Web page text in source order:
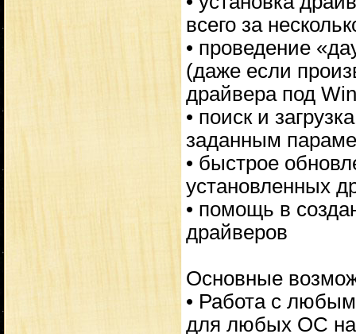
всего за
• проведение
(даже если
драйвера под
• поиск и
заданным
• быстрое
установленных
• помощь в
драйверов
Основные
• Работа с
для любых ОС